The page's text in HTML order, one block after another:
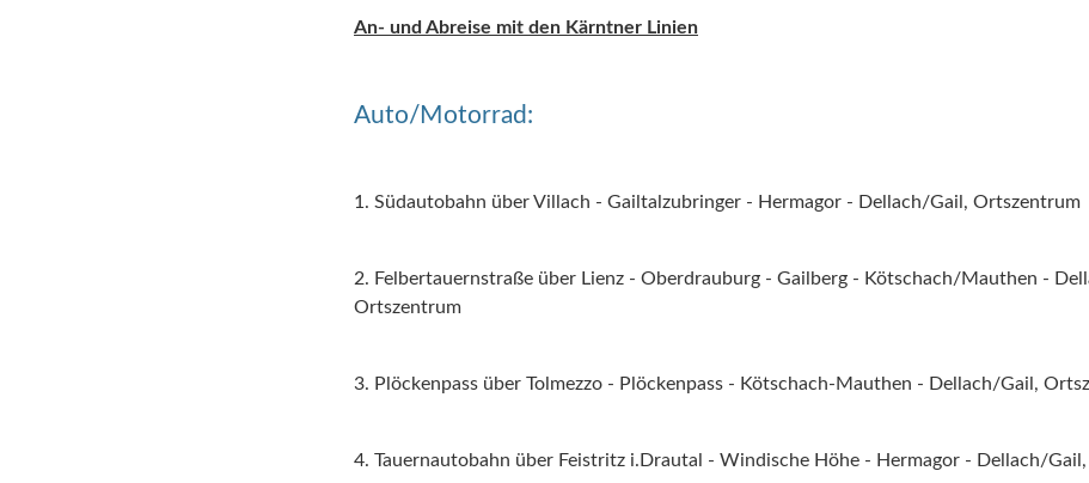
An- und Abreise mit den Kärntner Linien
Auto/Motorrad:
1. Südautobahn über Villach - Gailtalzubringer - Hermagor - Dellach/Gail, Ortszentrum
2. Felbertauernstraße über Lienz - Oberdrauburg - Gailberg - Kötschach/Mauthen -
Ortszentrum
3. Plöckenpass über Tolmezzo - Plöckenpass - Kötschach-Mauthen - Dellach/Gail,
4. Tauernautobahn über Feistritz i.Drautal - Windische Höhe - Hermagor - Dellach/